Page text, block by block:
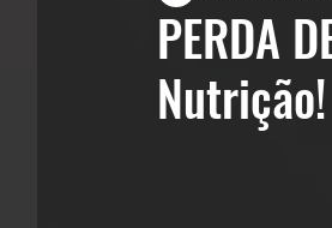
PERDA
Nutrição!